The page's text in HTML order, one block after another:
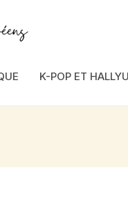
K-POP ET HALLYU